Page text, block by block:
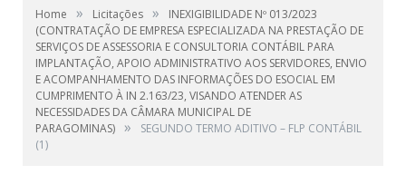
Home » Licitações »
INEXIGIBILIDADE Nº 013/2023
(CONTRATAÇÃO DE EMPRESA ESPECIALIZADA NA PRESTAÇÃO DE
SERVIÇOS DE ASSESSORIA E CONSULTORIA CONTÁBIL PARA
IMPLANTAÇÃO, APOIO ADMINISTRATIVO AOS SERVIDORES, ENVIO
E ACOMPANHAMENTO DAS INFORMAÇÕES DO ESOCIAL EM
CUMPRIMENTO À IN 2.163/23, VISANDO ATENDER AS
NECESSIDADES DA CÂMARA MUNICIPAL DE
PARAGOMINAS) »
SEGUNDO TERMO ADITIVO – FLP CONTÁBIL
(1)